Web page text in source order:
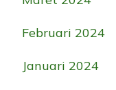
Februari 2024
Januari 2024